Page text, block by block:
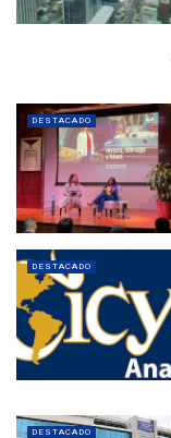
DESTACADO
DESTACADO
DESTACADO